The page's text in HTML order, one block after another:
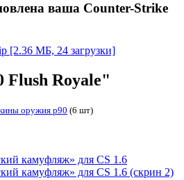
ваша Counter-Strike
[2.36 МБ, 24 загрузки]
Flush Royale"
оружия p90 (6 шт)